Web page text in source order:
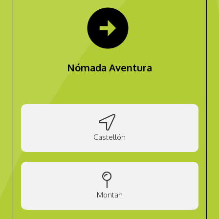
arrow_circle_right
Nómada Aventura
Castellón
Montan